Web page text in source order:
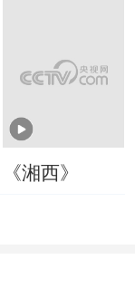
《湘西》